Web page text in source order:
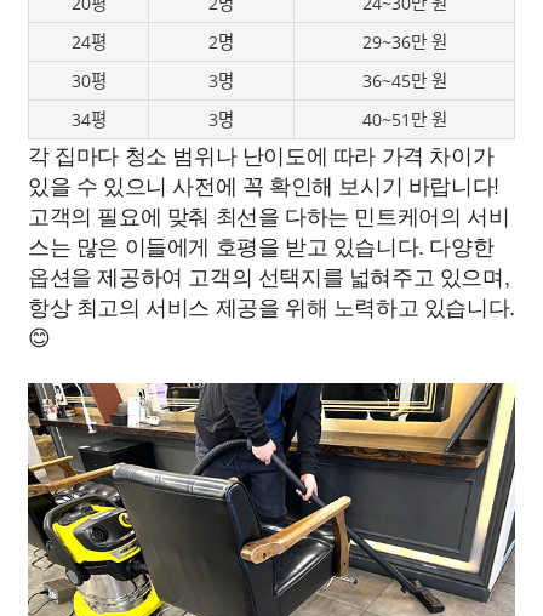
24평
2명
29~36만 원
30평
3명
36~45만 원
34평
3명 40~51만 원
각 집마다 청소 범위나 난이도에 따라 가격 차이가
있을 수 있으니 사전에 꼭 확인해 보시기 바랍니다!
고객의 필요에 맞춰 최선을 다하는 민트케어의 서비
스는 많은 이들에게 호평을 받고 있습니다. 다양한
옵션을 제공하여 고객의 선택지를 넓혀주고 있으며,
항상 최고의 서비스 제공을 위해 노력하고 있습니다.
😊